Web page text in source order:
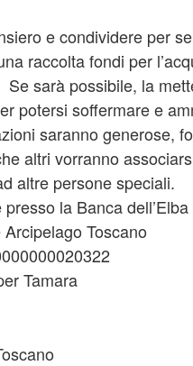
e condividere per
raccolta fondi per
sarà possibile, la
potersi soffermare e
saranno generose,
altri vorranno
altre persone speciali.
la Banca
Toscano
Tamara